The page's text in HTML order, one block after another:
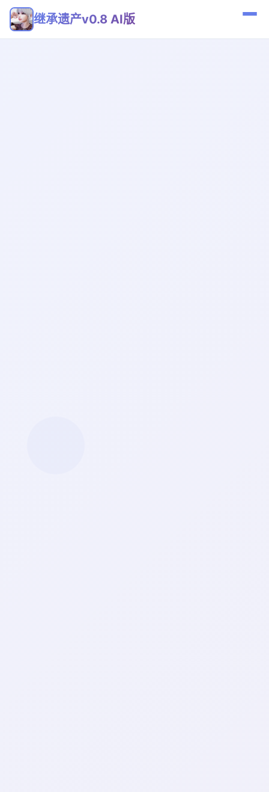
继承遗产v0.8 AI版